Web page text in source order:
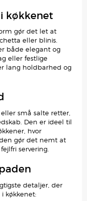
køkkenet
gør det let at
eller blinis.
både elegant og
eller festlige
lang holdbarhed og
små salte retter,
Den er ideel til
hvor
gør det nemt at
servering.
detaljer, der
køkkenet: